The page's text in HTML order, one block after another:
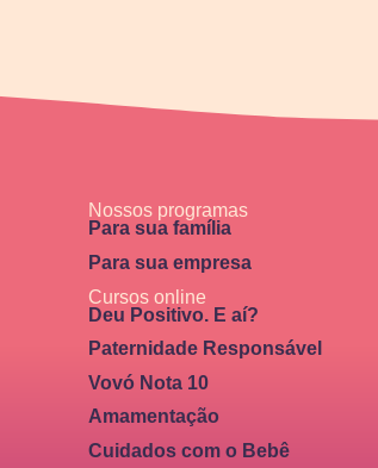
Nossos programas
Para sua família
Para sua empresa
Cursos online
Deu Positivo. E aí?
Paternidade Responsável
Vovó Nota 10
Amamentação
Cuidados com o Bebê